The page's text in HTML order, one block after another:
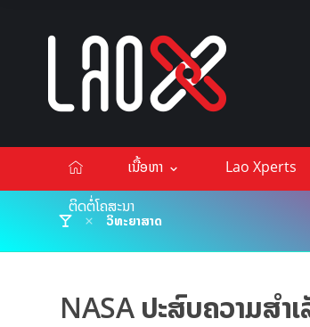
ເນື້ອຫາ Lao Xperts
ຕິດຕໍ່ໂຄສະນາ
ວິທະຍາສາດ
NASA ປະສົບຄວາມສຳ